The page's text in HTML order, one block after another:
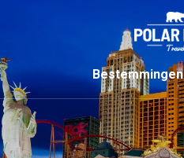
Bestemmingen